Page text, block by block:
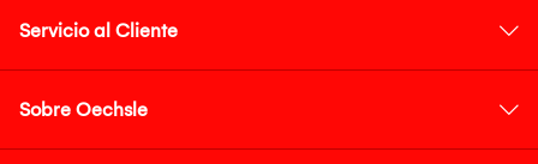
Servicio al Cliente
Sobre Oechsle